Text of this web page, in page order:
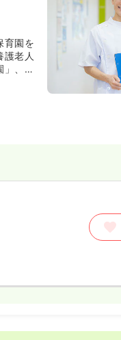
育園を
護老人
」、ケ
およ
老人
りま
と子